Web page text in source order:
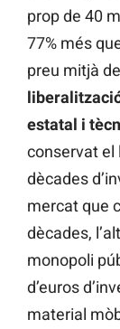
prop de 40
77% més
preu mitjà
estatal i
conservat el
dècades
mercat que
dècades,
monopoli
d’euros
material